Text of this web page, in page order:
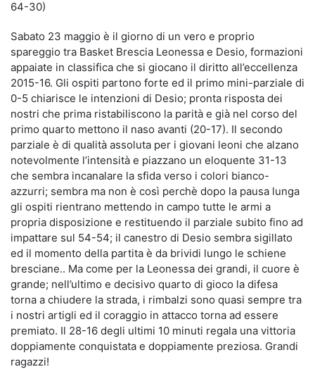
64-30)
Sabato 23 maggio è il giorno di un vero e proprio
spareggio tra Basket Brescia Leonessa e Desio, formazioni
appaiate in classifica che si giocano il diritto all’eccellenza
2015-16. Gli ospiti partono forte ed il primo mini-parziale di
0-5 chiarisce le intenzioni di Desio; pronta risposta dei
nostri che prima ristabiliscono la parità e già nel corso del
primo quarto mettono il naso avanti (20-17). Il secondo
parziale è di qualità assoluta per i giovani leoni che alzano
notevolmente l’intensità e piazzano un eloquente 31-13
che sembra incanalare la sfida verso i colori bianco-
azzurri; sembra ma non è così perchè dopo la pausa lunga
gli ospiti rientrano mettendo in campo tutte le armi a
propria disposizione e restituendo il parziale subito fino ad
impattare sul 54-54; il canestro di Desio sembra sigillato
ed il momento della partita è da brividi lungo le schiene
bresciane.. Ma come per la Leonessa dei grandi, il cuore è
grande; nell’ultimo e decisivo quarto di gioco la difesa
torna a chiudere la strada, i rimbalzi sono quasi sempre tra
i nostri artigli ed il coraggio in attacco torna ad essere
premiato. Il 28-16 degli ultimi 10 minuti regala una vittoria
doppiamente conquistata e doppiamente preziosa. Grandi
ragazzi!